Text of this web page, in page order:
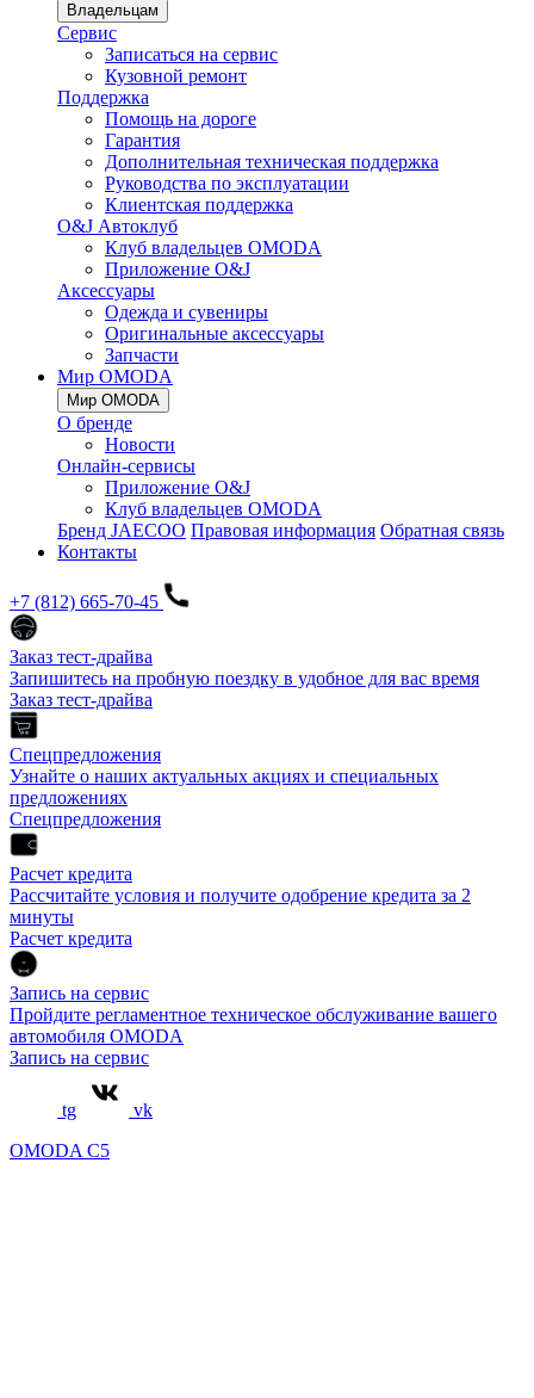
Владельцам
Сервис
Записаться на сервис
Кузовной ремонт
Поддержка
Помощь на дороге
Гарантия
Дополнительная техническая поддержка
Руководства по эксплуатации
Клиентская поддержка
O&J Автоклуб
Клуб владельцев OMODA
Приложение O&J
Аксессуары
Одежда и сувениры
Оригинальные аксессуары
Запчасти
Мир OMODA
Мир OMODA
О бренде
Новости
Онлайн-сервисы
Приложение O&J
Клуб владельцев OMODA
Бренд JAECOO Правовая информация Обратная связь
Контакты
+7 (812) 665-70-45
Заказ тест-драйва
Запишитесь на пробную поездку в удобное для вас время
Заказ тест-драйва
Спецпредложения
Узнайте о наших актуальных акциях и специальных
предложениях
Спецпредложения
Расчет кредита
Рассчитайте условия и получите одобрение кредита за 2
минуты
Расчет кредита
Запись на сервис
Пройдите регламентное техническое обслуживание вашего
автомобиля OMODA
Запись на сервис
tg
vk
OMODA C5